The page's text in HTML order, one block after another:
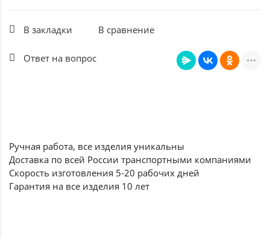
В закладки В сравнение
Ответ на вопрос
Ручная работа, все изделия уникальны
Доставка по всей России транспортными компаниями
Скорость изготовления 5-20 рабочих дней
Гарантия на все изделия 10 лет